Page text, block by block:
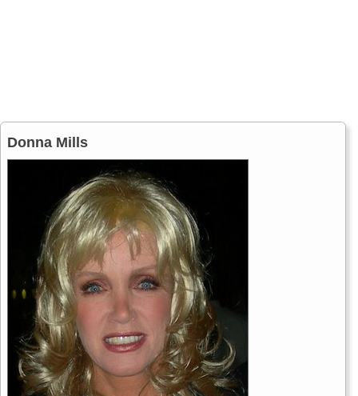
Donna Mills